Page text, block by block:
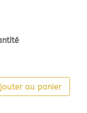
au panier